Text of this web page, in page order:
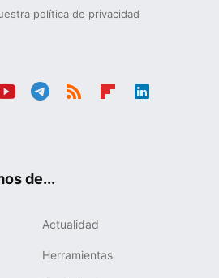
política de privacidad
de...
Actualidad
Herramientas